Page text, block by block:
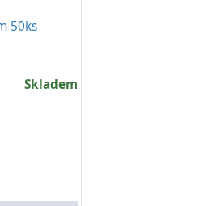
50ks
Skladem